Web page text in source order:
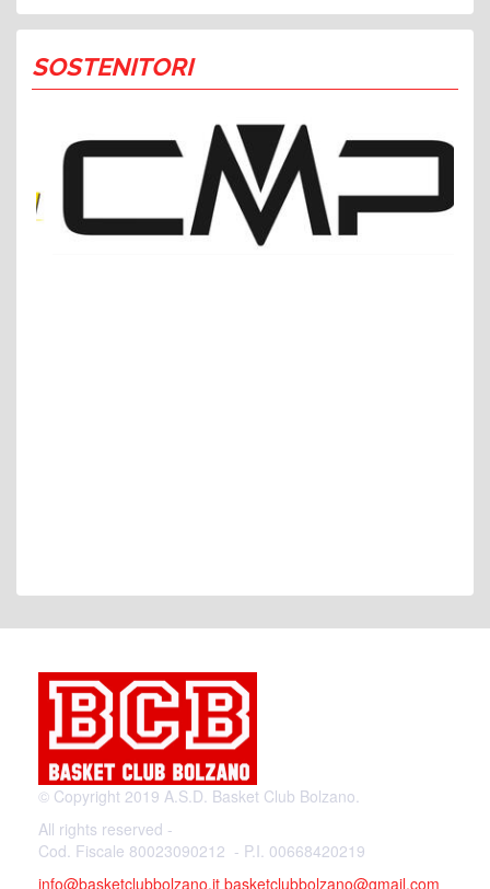
SOSTENITORI
© Copyright 2019 A.S.D. Basket Club Bolzano.
All rights reserved -
Cod. Fiscale 80023090212 - P.I. 00668420219
info@basketclubbolzano.it basketclubbolzano@gmail.com